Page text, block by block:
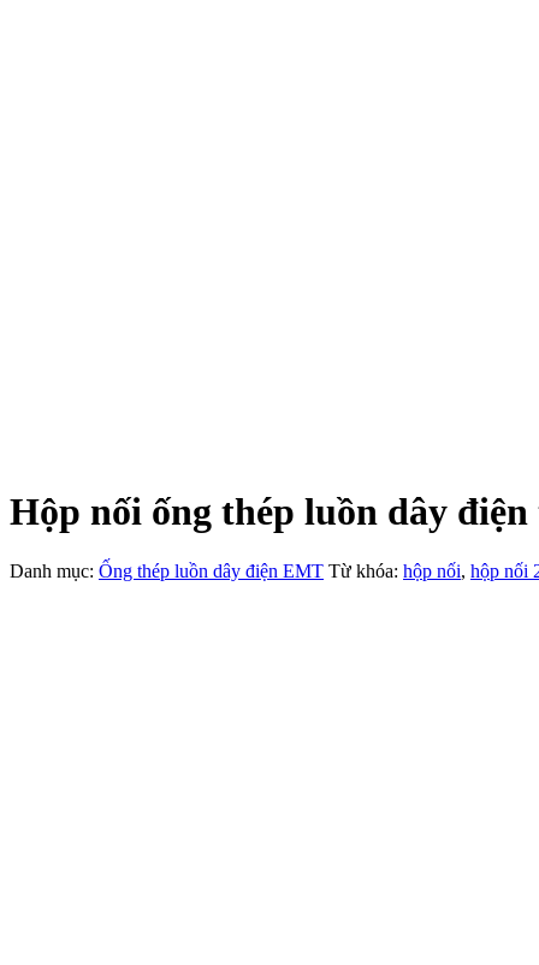
Hộp nối ống thép luồn dây
Danh mục: Ống thép luồn dây điện EMT Từ khóa: hộp nối, hộp nối